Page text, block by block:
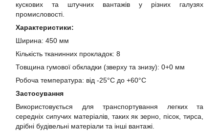
кускових та штучних вантажів у різних галузях
промисловості.
Характеристики:
Ширина: 450 мм
Кількість тканинних прокладок: 8
Товщина гумової обкладки (зверху та знизу): 0+0 мм
Робоча температура: від -25°C до +60°C
Застосування
Використовується для транспортування легких та
середніх сипучих матеріалів, таких як зерно, пісок, тирса,
дрібні будівельні матеріали та інші вантажі.